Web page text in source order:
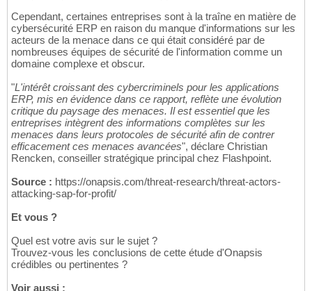
Cependant, certaines entreprises sont à la traîne en matière de
cybersécurité ERP en raison du manque d'informations sur les
acteurs de la menace dans ce qui était considéré par de
nombreuses équipes de sécurité de l'information comme un
domaine complexe et obscur.
"L'intérêt croissant des cybercriminels pour les applications
ERP, mis en évidence dans ce rapport, reflète une évolution
critique du paysage des menaces. Il est essentiel que les
entreprises intègrent des informations complètes sur les
menaces dans leurs protocoles de sécurité afin de contrer
efficacement ces menaces avancées", déclare Christian
Rencken, conseiller stratégique principal chez Flashpoint.
Source : https://onapsis.com/threat-research/threat-actors-
attacking-sap-for-profit/
Et vous ?
Quel est votre avis sur le sujet ?
Trouvez-vous les conclusions de cette étude d'Onapsis
crédibles ou pertinentes ?
Voir aussi :